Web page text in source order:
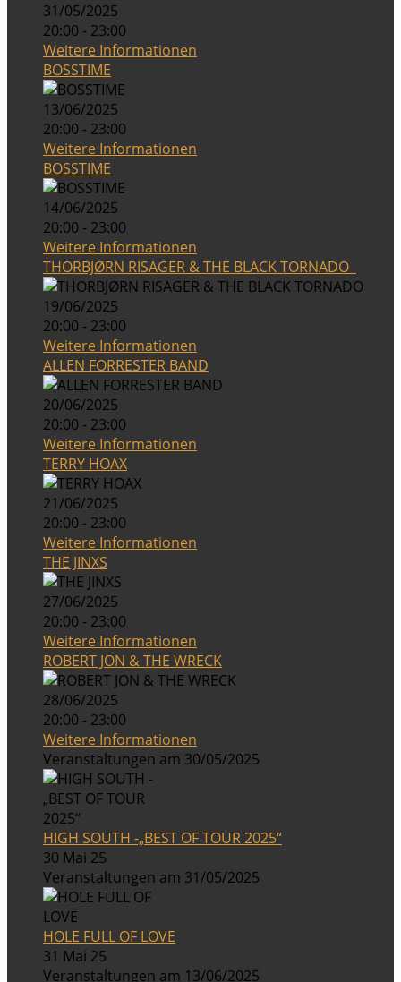
31/05/2025
20:00 - 23:00
Weitere Informationen
BOSSTIME
13/06/2025
20:00 - 23:00
Weitere Informationen
BOSSTIME
14/06/2025
20:00 - 23:00
Weitere Informationen
THORBJØRN RISAGER & THE BLACK TORNADO
19/06/2025
20:00 - 23:00
Weitere Informationen
ALLEN FORRESTER BAND
20/06/2025
20:00 - 23:00
Weitere Informationen
TERRY HOAX
21/06/2025
20:00 - 23:00
Weitere Informationen
THE JINXS
27/06/2025
20:00 - 23:00
Weitere Informationen
ROBERT JON & THE WRECK
28/06/2025
20:00 - 23:00
Weitere Informationen
Veranstaltungen am 30/05/2025
HIGH SOUTH -„BEST OF TOUR 2025“
30 Mai 25
Veranstaltungen am 31/05/2025
HOLE FULL OF LOVE
31 Mai 25
Veranstaltungen am 13/06/2025